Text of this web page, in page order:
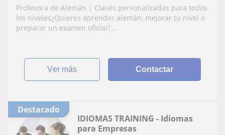
Profesora de Alemán | Clases personalizadas para todos
los niveles¿Quieres aprender alemán, mejorar tu nivel o
preparar un examen oficial?...
ver más Contactar
Destacado
IDIOMAS TRAINING - Idiomas
para Empresas